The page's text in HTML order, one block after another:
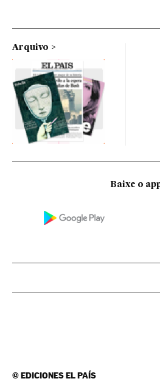
Arquivo
Baixe o
©EDICIONES EL PAÍS